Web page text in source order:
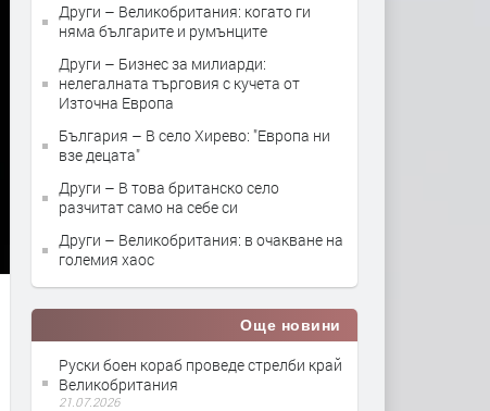
Други – Великобритания: когато ги
няма българите и румънците
Други – Бизнес за милиарди:
нелегалната търговия с кучета от
Източна Европа
България – В село Хирево: "Европа ни
взе децата"
Други – В това британско село
разчитат само на себе си
Други – Великобритания: в очакване на
големия хаос
Още новини
Руски боен кораб проведе стрелби край
Великобритания
21.07.2026